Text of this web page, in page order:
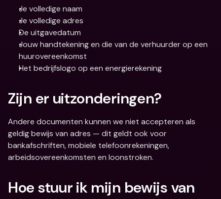
Je volledige naam
Je volledige adres
De uitgavedatum
Jouw handtekening en die van de verhuurder op een
huurovereenkomst
Het bedrijfslogo op een energierekening
Zijn er uitzonderingen?
Andere documenten kunnen we niet accepteren als
geldig bewijs van adres — dit geldt ook voor
bankafschriften, mobiele telefoonrekeningen,
arbeidsovereenkomsten en loonstroken.
Hoe stuur ik mijn bewijs van